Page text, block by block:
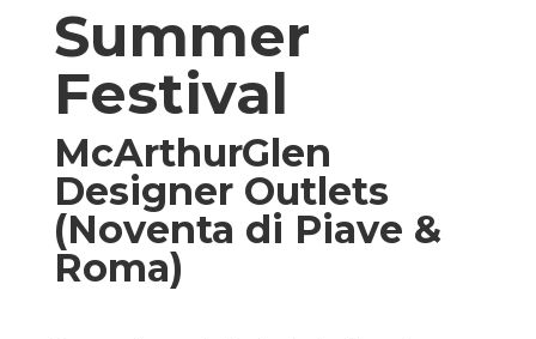
Summer
Festival
McArthurGlen
Designer Outlets
(Noventa di Piave &
Roma)